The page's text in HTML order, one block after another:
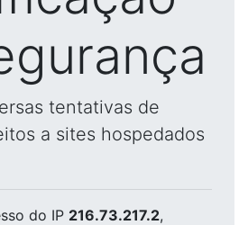
tentativas de
a sites hospedados
do IP 216.73.217.2,